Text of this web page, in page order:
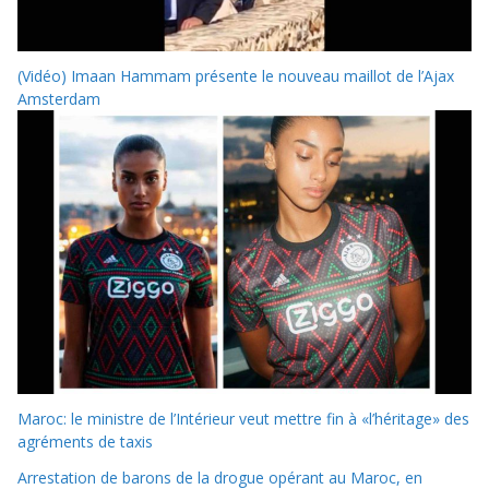
(Vidéo) Imaan Hammam présente le nouveau maillot de l’Ajax
Amsterdam
Maroc: le ministre de l’Intérieur veut mettre fin à «l’héritage» des
agréments de taxis
Arrestation de barons de la drogue opérant au Maroc, en